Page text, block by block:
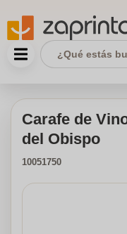
Carafe de
del Obispo
10051750